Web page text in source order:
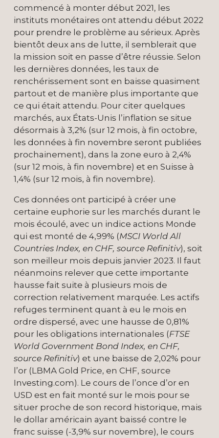
commencé à monter début 2021, les
instituts monétaires ont attendu début 2022
pour prendre le problème au sérieux. Après
bientôt deux ans de lutte, il semblerait que
la mission soit en passe d’être réussie. Selon
les dernières données, les taux de
renchérissement sont en baisse quasiment
partout et de manière plus importante que
ce qui était attendu. Pour citer quelques
marchés, aux États-Unis l’inflation se situe
désormais à 3,2% (sur 12 mois, à fin octobre,
les données à fin novembre seront publiées
prochainement), dans la zone euro à 2,4%
(sur 12 mois, à fin novembre) et en Suisse à
1,4% (sur 12 mois, à fin novembre).
Ces données ont participé à créer une
certaine euphorie sur les marchés durant le
mois écoulé, avec un indice actions Monde
qui est monté de 4,99% (MSCI World All
Countries Index, en CHF, source Refinitiv), soit
son meilleur mois depuis janvier 2023. Il faut
néanmoins relever que cette importante
hausse fait suite à plusieurs mois de
correction relativement marquée. Les actifs
refuges terminent quant à eu le mois en
ordre dispersé, avec une hausse de 0,81%
pour les obligations internationales (FTSE
World Government Bond Index, en CHF,
source Refinitiv) et une baisse de 2,02% pour
l’or (LBMA Gold Price, en CHF, source
Investing.com). Le cours de l’once d’or en
USD est en fait monté sur le mois pour se
situer proche de son record historique, mais
le dollar américain ayant baissé contre le
franc suisse (-3,9% sur novembre), le cours